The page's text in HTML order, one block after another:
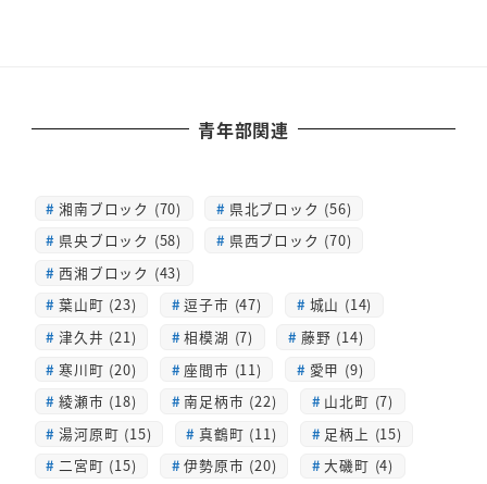
青年部関連
湘南ブロック (70)
県北ブロック (56)
県央ブロック (58)
県西ブロック (70)
西湘ブロック (43)
葉山町 (23)
逗子市 (47)
城山 (14)
津久井 (21)
相模湖 (7)
藤野 (14)
寒川町 (20)
座間市 (11)
愛甲 (9)
綾瀬市 (18)
南足柄市 (22)
山北町 (7)
湯河原町 (15)
真鶴町 (11)
足柄上 (15)
二宮町 (15)
伊勢原市 (20)
大磯町 (4)